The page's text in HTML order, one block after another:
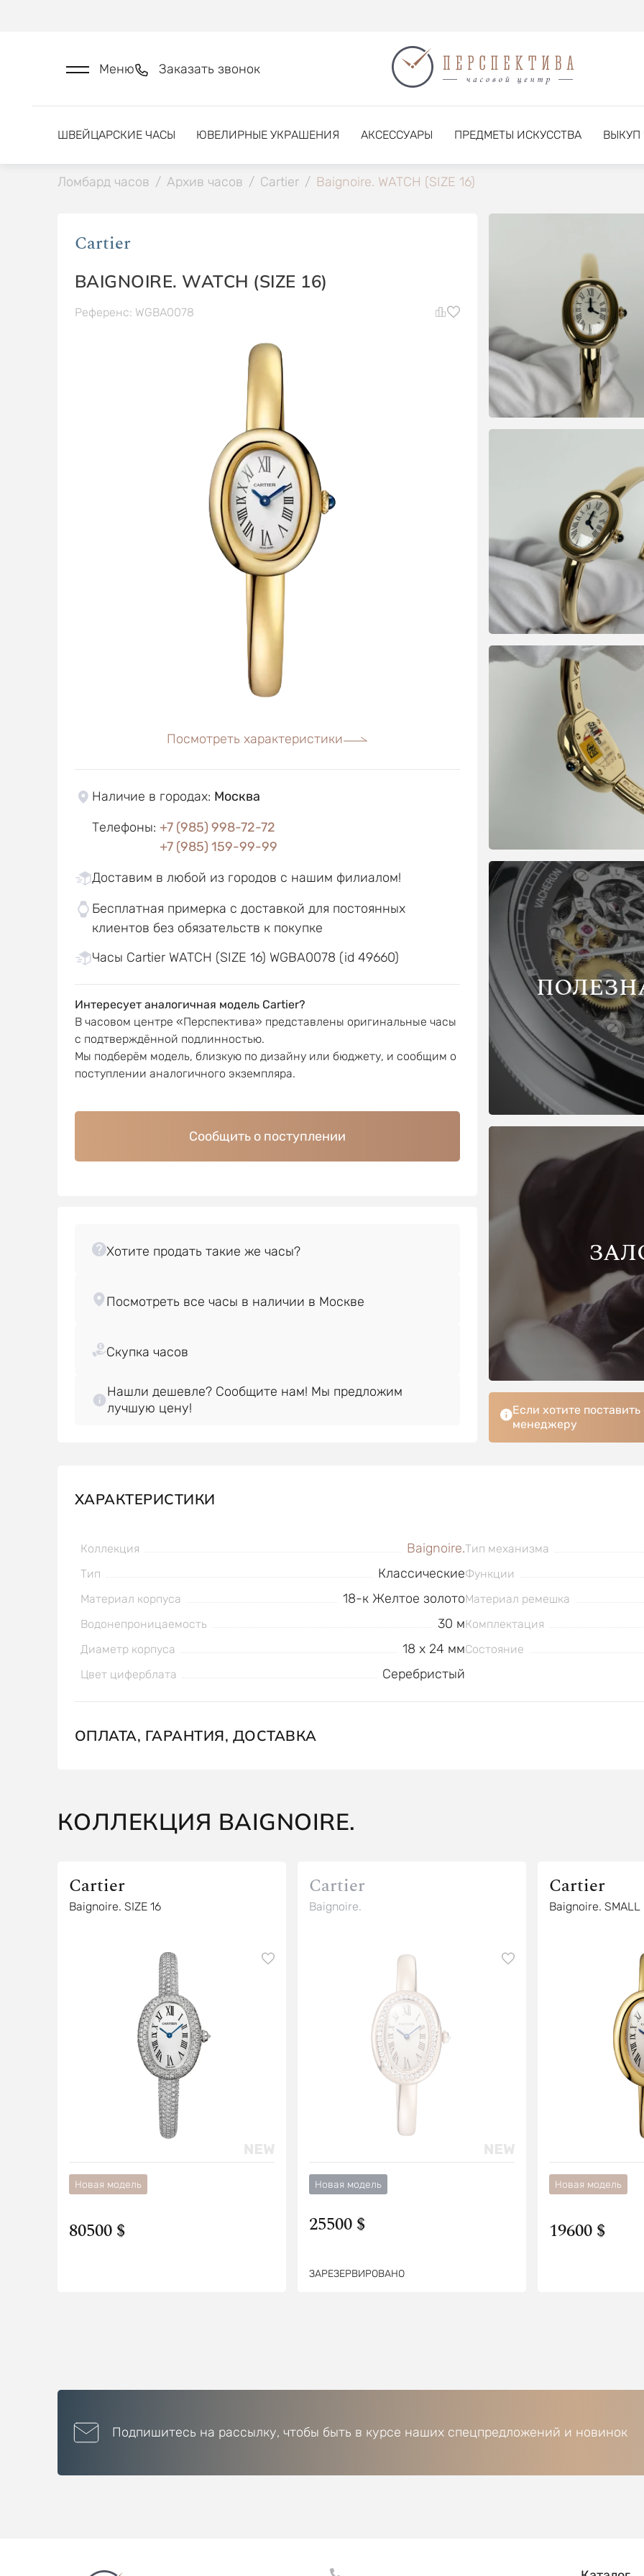
Меню Заказать звонок
ШВЕЙЦАРСКИЕ ЧАСЫ ЮВЕЛИРНЫЕ УКРАШЕНИЯ АКСЕССУАРЫ ПРЕДМЕТЫ ИСКУССТВА ВЫКУП
Ломбард часов / Архив часов / Cartier / Baignoire. WATCH (SIZE 16)
Cartier
BAIGNOIRE. WATCH (SIZE 16)
Референс: WGBA0078
Посмотреть характеристики
Наличие в городах: Москва
Телефоны: +7 (985) 998-72-72
+7 (985) 159-99-99
Доставим в любой из городов с нашим филиалом!
Бесплатная примерка с доставкой для постоянных
клиентов без обязательств к покупке
Часы Cartier WATCH (SIZE 16) WGBA0078 (id 49660)
Интересует аналогичная модель Cartier?
В часовом центре «Перспектива» представлены оригинальные часы
с подтверждённой подлинностью.
Мы подберём модель, близкую по дизайну или бюджету, и сообщим о
поступлении аналогичного экземпляра.
Сообщить о поступлении
Хотите продать такие же часы?
Нашли дешевле? Сообщите нам! Мы предложим
лучшую цену!
Если хотите
менеджеру
ХАРАКТЕРИСТИКИ
Коллекция Baignoire.
Тип Классические
Материал корпуса 18-к Желтое золото
Водонепроницаемость 30 м
Диаметр корпуса 18 x 24 мм
Цвет циферблата Серебристый
Тип механизма
Функции
Материал ремешка
Комплектация
Состояние
ОПЛАТА, ГАРАНТИЯ, ДОСТАВКА
КОЛЛЕКЦИЯ BAIGNOIRE.
Cartier
Baignoire. SIZE 16
Новая модель
80500 $
Cartier
Baignoire.
Новая модель
25500 $
ЗАРЕЗЕРВИРОВАНО
Cartier
Baignoire. SMALL
Новая модель
19600 $
Подпишитесь на рассылку, чтобы быть в курсе наших спецпредложений и новинок